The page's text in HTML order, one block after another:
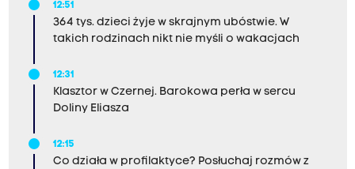
12:51
364 tys. dzieci żyje w skrajnym ubóstwie. W
takich rodzinach nikt nie myśli o wakacjach
12:31
Klasztor w Czernej. Barokowa perła w sercu
Doliny Eliasza
12:15
Co działa w profilaktyce? Posłuchaj rozmów z